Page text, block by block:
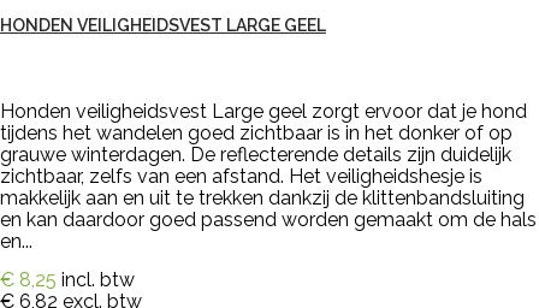
HONDEN VEILIGHEIDSVEST LARGE GEEL
Honden veiligheidsvest Large geel zorgt ervoor dat je hond
tijdens het wandelen goed zichtbaar is in het donker of op
grauwe winterdagen. De reflecterende details zijn duidelijk
zichtbaar, zelfs van een afstand. Het veiligheidshesje is
makkelijk aan en uit te trekken dankzij de klittenbandsluiting
en kan daardoor goed passend worden gemaakt om de hals
en...
€ 8,25 incl. btw
€ 6,82 excl. btw